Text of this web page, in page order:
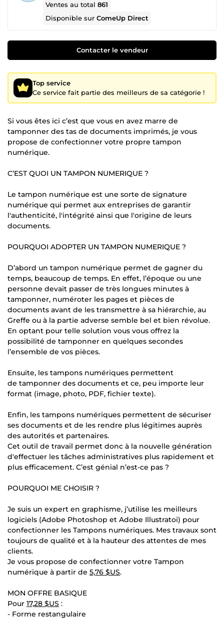
Ventes au total861
Disponible surComeUp Direct
Contacter le vendeur
Top service
Ce service fait partie des meilleurs de sa catégorie !
Si vous êtes ici c’est que vous en avez marre de
tamponner des tas de documents imprimés, je vous
propose de confectionner votre propre tampon
numérique.
C’EST QUOI UN TAMPON NUMERIQUE ?
Le tampon numérique est une sorte de signature
numérique qui permet aux entreprises de garantir
l'authenticité, l'intégrité ainsi que l'origine de leurs
documents.
POURQUOI ADOPTER UN TAMPON NUMERIQUE ?
D’abord un tampon numérique permet de gagner du
temps, beaucoup de temps. En effet, l’époque ou une
personne devait passer de très longues minutes à
tamponner, numéroter les pages et pièces de
documents avant de les transmettre à sa hiérarchie, au
Greffe ou à la partie adverse semble bel et bien révolue.
En optant pour telle solution vous vous offrez la
possibilité de tamponner en quelques secondes
l’ensemble de vos pièces.
Ensuite, les tampons numériques permettent
de tamponner des documents et ce, peu importe leur
format (image, photo, PDF, fichier texte).
Enfin, les tampons numériques permettent de sécuriser
ses documents et de les rendre plus légitimes auprès
des autorités et partenaires.
Cet outil de travail permet donc à la nouvelle génération
d'effectuer les tâches administratives plus rapidement et
plus efficacement. C’est génial n’est-ce pas ?
POURQUOI ME CHOISIR ?
Je suis un expert en graphisme, j’utilise les meilleurs
logiciels (Adobe Photoshop et Adobe Illustratoi) pour
confectionner les Tampons numériques. Mes travaux sont
toujours de qualité et à la hauteur des attentes de mes
clients.
Je vous propose de confectionner votre Tampon
numérique à partir de 5,76 $US.
MON OFFRE BASIQUE
Pour 17,28 $US :
- Forme restangulaire